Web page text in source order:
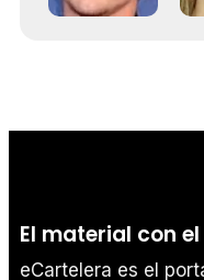
El material con
eCartelera es el